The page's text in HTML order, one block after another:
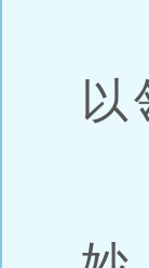
“
以